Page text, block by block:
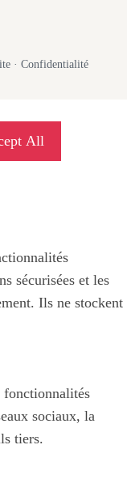
· Confidentialité
All
sécurisées et les
Ils ne stockent
fonctionnalités
sociaux, la
tiers.